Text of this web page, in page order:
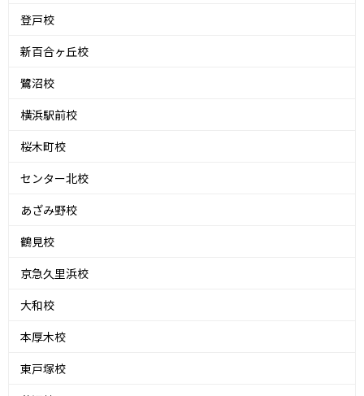
登戸校
新百合ヶ丘校
鷺沼校
横浜駅前校
桜木町校
センター北校
あざみ野校
鶴見校
京急久里浜校
大和校
本厚木校
東戸塚校